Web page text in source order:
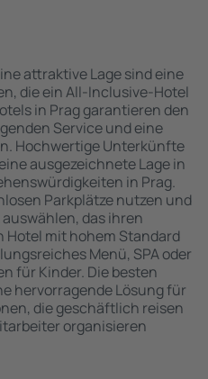
attraktive Lage sind eine
die ein All-Inclusive-Hotel
in Prag garantieren den
Service und eine
Hochwertige Unterkünfte
ausgezeichnete Lage in
in Prag.
Parkplätze nutzen und
das ihren
mit hohem Standard
Menü, SPA oder
für Kinder. Die besten
hervorragende Lösung für
die geschäftlich reisen
organisieren